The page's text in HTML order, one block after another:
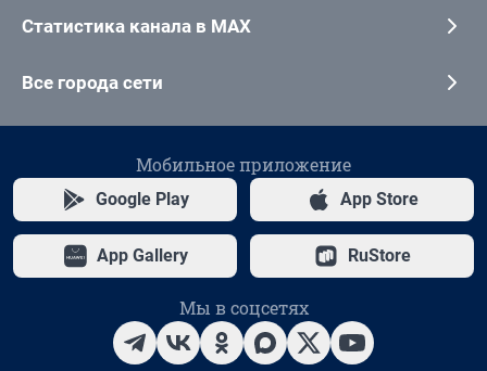
Статистика канала в MAX
Все города сети
Мобильное приложение
Google Play App Store
App Gallery RuStore
Мы в соцсетях